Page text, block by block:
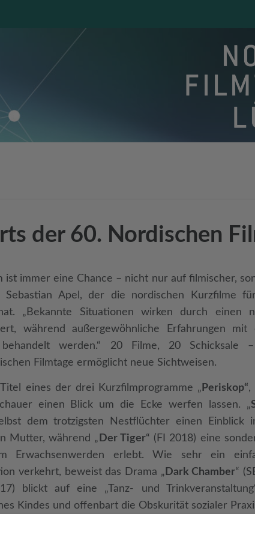
der 60. Nordischen
ist immer eine Chance – nicht nur auf filmischer,
Apel, der die nordischen Kurzfilme
„Bekannte Situationen wirken durch einen
während außergewöhnliche Erfahrungen mit
behandelt werden.“ 20 Filme, 20 Schicksale
Filmtage ermöglicht neue Sichtweisen.
eines der drei Kurzfilmprogramme „ Periskop“,
einen Blick um die Ecke werfen lassen. „
dem trotzigsten Nestflüchter einen Einblick
Mutter, während „ Der Tiger“ (FI 2018) eine
Erwachsenwerden erlebt. Wie sehr ein
verkehrt, beweist das Drama „ Dark Chamber“
blickt auf eine „Tanz- und
Kindes und offenbart die Obskurität sozialer
läuft unter dem Titel „